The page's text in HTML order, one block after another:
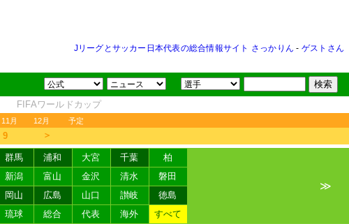
Jリーグとサッカー日本代表の総合情報サイト さっかりん - ゲストさん
FIFAワールドカップ
11月 12月 予定
9 ＞
群馬 浦和 大宮 千葉
柏
新潟 富山 金沢 清水
磐田
岡山 広島 山口 讃岐
徳島
琉球 総合 代表 海外 すべて
≫